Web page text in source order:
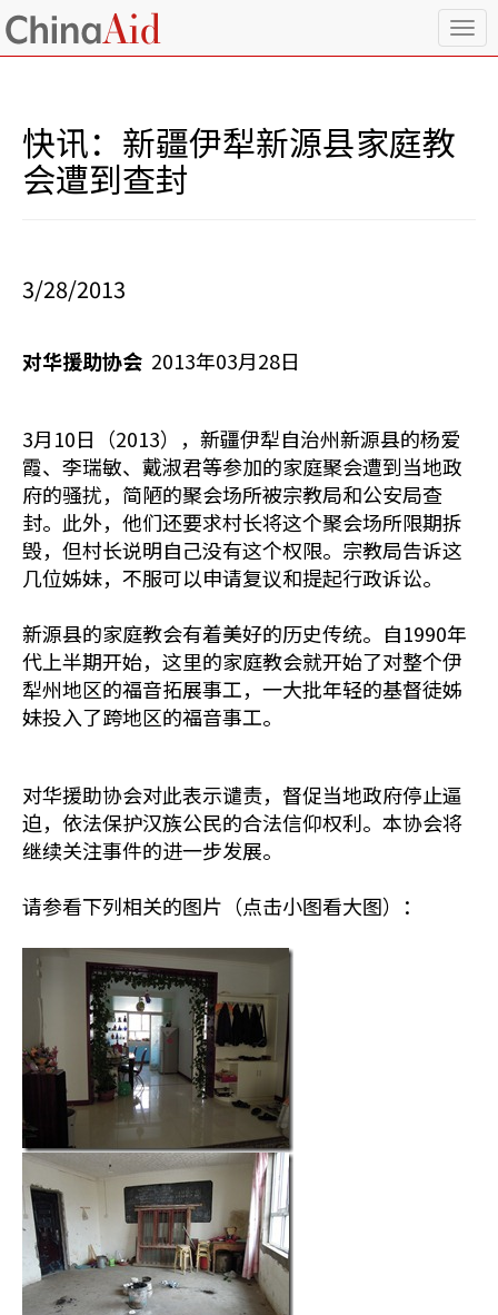
T
o
快讯：新疆伊犁新源县家庭教
会遭到查封
3/28/2013
对华援助协会 2013年03月28日
3月10日（2013），新疆伊犁自治州新源县的杨爱
霞、李瑞敏、戴淑君等参加的家庭聚会遭到当地政
府的骚扰，简陋的聚会场所被宗教局和公安局查
封。此外，他们还要求村长将这个聚会场所限期拆
毁，但村长说明自己没有这个权限。宗教局告诉这
几位姊妹，不服可以申请复议和提起行政诉讼。
新源县的家庭教会有着美好的历史传统。自1990年
代上半期开始，这里的家庭教会就开始了对整个伊
犁州地区的福音拓展事工，一大批年轻的基督徒姊
妹投入了跨地区的福音事工。
对华援助协会对此表示谴责，督促当地政府停止逼
迫，依法保护汉族公民的合法信仰权利。本协会将
继续关注事件的进一步发展。
请参看下列相关的图片（点击小图看大图）：